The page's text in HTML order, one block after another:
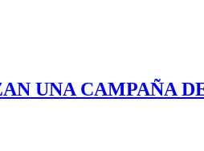
UNA CAMPAÑA